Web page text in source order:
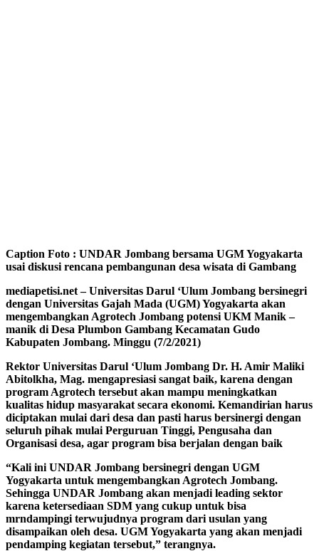
Caption Foto : UNDAR Jombang bersama UGM Yogyakarta
usai diskusi rencana pembangunan desa wisata di Gambang
mediapetisi.net – Universitas Darul ‘Ulum Jombang bersinegri
dengan Universitas Gajah Mada (UGM) Yogyakarta akan
mengembangkan Agrotech Jombang potensi UKM Manik –
manik di Desa Plumbon Gambang Kecamatan Gudo
Kabupaten Jombang. Minggu (7/2/2021)
Rektor Universitas Darul ‘Ulum Jombang Dr. H. Amir Maliki
Abitolkha, Mag. mengapresiasi sangat baik, karena dengan
program Agrotech tersebut akan mampu meningkatkan
kualitas hidup masyarakat secara ekonomi. Kemandirian harus
diciptakan mulai dari desa dan pasti harus bersinergi dengan
seluruh pihak mulai Perguruan Tinggi, Pengusaha dan
Organisasi desa, agar program bisa berjalan dengan baik
“Kali ini UNDAR Jombang bersinegri dengan UGM
Yogyakarta untuk mengembangkan Agrotech Jombang.
Sehingga UNDAR Jombang akan menjadi leading sektor
karena ketersediaan SDM yang cukup untuk bisa
mrndampingi terwujudnya program dari usulan yang
disampaikan oleh desa. UGM Yogyakarta yang akan menjadi
pendamping kegiatan tersebut,” terangnya.